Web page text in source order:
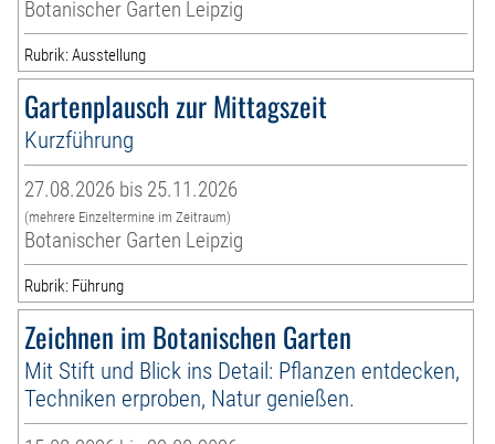
Botanischer Garten Leipzig
Rubrik: Ausstellung
Gartenplausch zur Mittagszeit
Kurzführung
27.08.2026 bis 25.11.2026
(mehrere Einzeltermine im Zeitraum)
Botanischer Garten Leipzig
Rubrik: Führung
Zeichnen im Botanischen Garten
Mit Stift und Blick ins Detail: Pflanzen entdecken,
Techniken erproben, Natur genießen.